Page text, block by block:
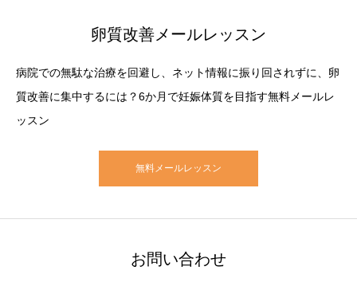
卵質改善メールレッスン
病院での無駄な治療を回避し、ネット情報に振り回されずに、卵
質改善に集中するには？6か月で妊娠体質を目指す無料メールレ
ッスン
無料メールレッスン
お問い合わせ